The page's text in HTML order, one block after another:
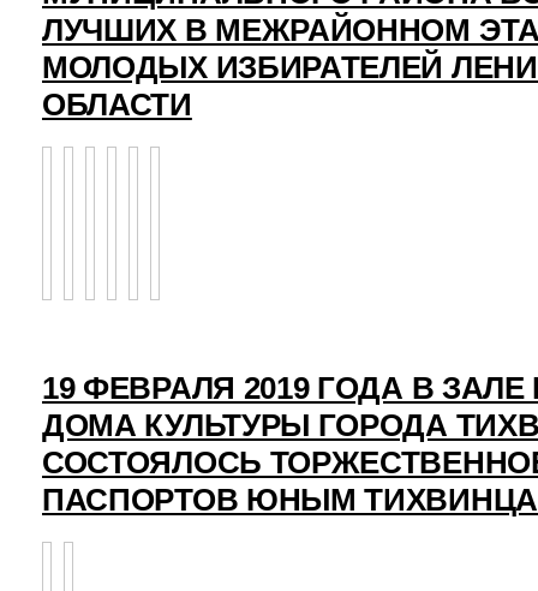
ЛУЧШИХ В МЕЖРАЙОННОМ
МОЛОДЫХ ИЗБИРАТЕЛЕЙ
ОБЛАСТИ
19 ФЕВРАЛЯ 2019 ГОДА В
ДОМА КУЛЬТУРЫ ГОРОДА
СОСТОЯЛОСЬ
ПАСПОРТОВ ЮНЫМ